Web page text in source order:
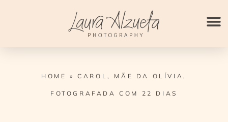
HOME »CAROL, MÃE DA OLÍVIA,
FOTOGRAFADA COM 22 DIAS